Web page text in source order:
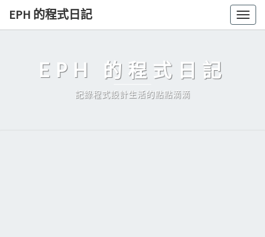
Skip
EPH 的程式日記
EPH 的程式日記
記錄程式設計生活的點點滴滴